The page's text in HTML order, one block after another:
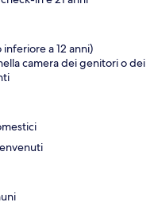
a 12 anni)
camera dei genitori o dei